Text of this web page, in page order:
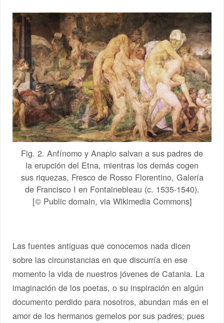
Fig. 2. Anfínomo y Anapio salvan a sus padres de
la erupción del Etna, mientras los demás cogen
sus riquezas. Fresco de Rosso Florentino, Galería
de Francisco I en Fontainebleau (c. 1535-1540).
[© Public domain, via Wikimedia Commons]
Las fuentes antiguas que conocemos nada dicen
sobre las circunstancias en que discurría en ese
momento la vida de nuestros jóvenes de Catania. La
imaginación de los poetas, o su inspiración en algún
documento perdido para nosotros, abundan más en el
amor de los hermanos gemelos por sus padres; pues